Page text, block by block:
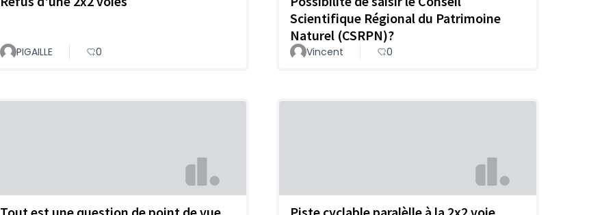
PIGAILLE 0
Scientifique Régional du Patrimoine
Naturel (CSRPN)?
Vincent 0